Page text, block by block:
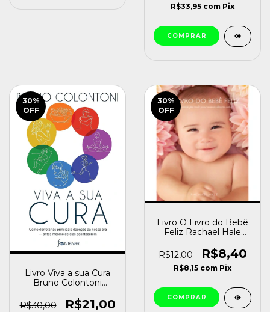
R$33,95 com Pix
30%
OFF
Livro Viva a sua Cura
Bruno Colontoni
R$30,00
R$21,00
30%
OFF
Livro O Livro do Bebê
Feliz Rachael Hale
R$12,00
R$8,40
R$8,15 com Pix